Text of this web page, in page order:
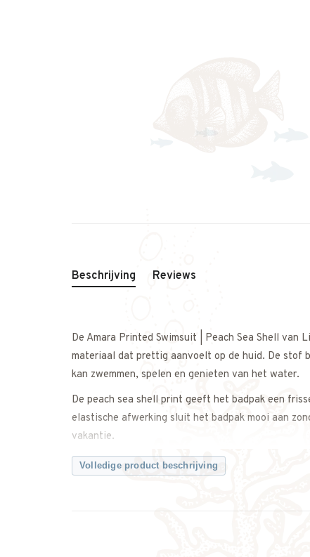
Beschrijving Reviews
De Amara Printed Swimsuit | Peach Sea Shell van
materiaal dat prettig aanvoelt op de huid. De stof
kan zwemmen, spelen en genieten van het water.
De peach sea shell print geeft het badpak een
elastische afwerking sluit het badpak mooi aan
vakantie.
Combineer met een zonnehoed of strandtas voor
Twijfel je over de maat? Neem gerust contact met
Volledige product beschrijving